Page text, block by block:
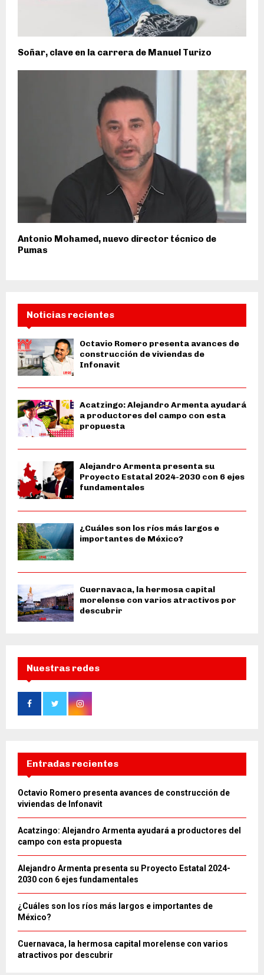
Soñar, clave en la carrera de Manuel Turizo
Antonio Mohamed, nuevo director técnico de
Pumas
Noticias recientes
Octavio Romero presenta avances de
construcción de viviendas de
Infonavit
Acatzingo: Alejandro Armenta ayudará
a productores del campo con esta
propuesta
Alejandro Armenta presenta su
Proyecto Estatal 2024-2030 con 6 ejes
fundamentales
¿Cuáles son los ríos más largos e
importantes de México?
Cuernavaca, la hermosa capital
morelense con varios atractivos por
descubrir
Nuestras redes
Entradas recientes
Octavio Romero presenta avances de construcción de
viviendas de Infonavit
Acatzingo: Alejandro Armenta ayudará a productores del
campo con esta propuesta
Alejandro Armenta presenta su Proyecto Estatal 2024-
2030 con 6 ejes fundamentales
¿Cuáles son los ríos más largos e importantes de
México?
Cuernavaca, la hermosa capital morelense con varios
atractivos por descubrir